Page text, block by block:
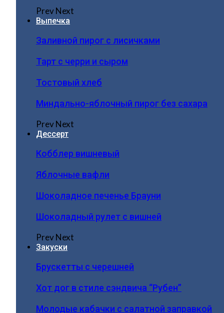
PrevNext
Выпечка
Заливной пирог с лисичками
Тарт с черри и сыром
Тостовый хлеб
Миндально-яблочный пирог без сахара
PrevNext
Дессерт
Кобблер вишневый
Яблочные вафли
Шоколадное печенье Брауни
Шоколадный рулет с вишней
PrevNext
Закуски
Брускетты с черешней
Хот дог в стиле сэндвича “Рубен”
Молодые кабачки с салатной заправкой